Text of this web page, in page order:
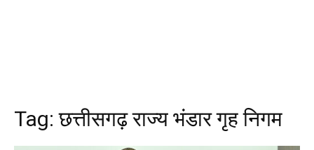
Tag:छत्तीसगढ़ राज्य भंडार गृह निगम